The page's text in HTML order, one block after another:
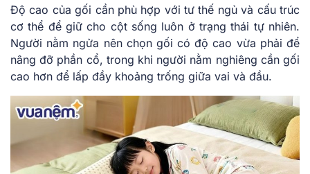
Độ cao của gối cần phù hợp với tư thế ngủ và cấu trúc
cơ thể để giữ cho cột sống luôn ở trạng thái tự nhiên.
Người nằm ngửa nên chọn gối có độ cao vừa phải để
nâng đỡ phần cổ, trong khi người nằm nghiêng cần gối
cao hơn để lấp đầy khoảng trống giữa vai và đầu.